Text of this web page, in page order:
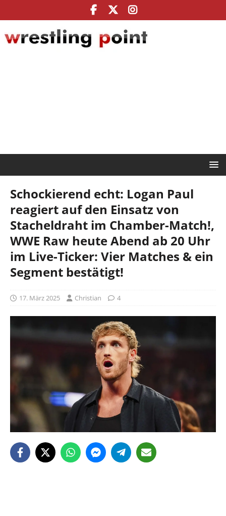
Schockierend echt: Logan Paul
reagiert auf den Einsatz von
Stacheldraht im Chamber-Match!,
WWE Raw heute Abend ab 20 Uhr
im Live-Ticker: Vier Matches & ein
Segment bestätigt!
17. März 2025 Christian 4